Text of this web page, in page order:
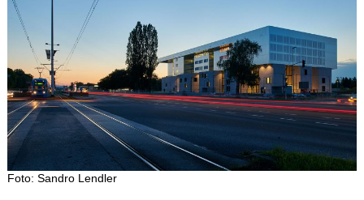
Foto: Sandro Lendler